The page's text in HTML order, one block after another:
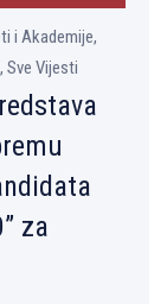
i Akademije,
Sve Vijesti
za